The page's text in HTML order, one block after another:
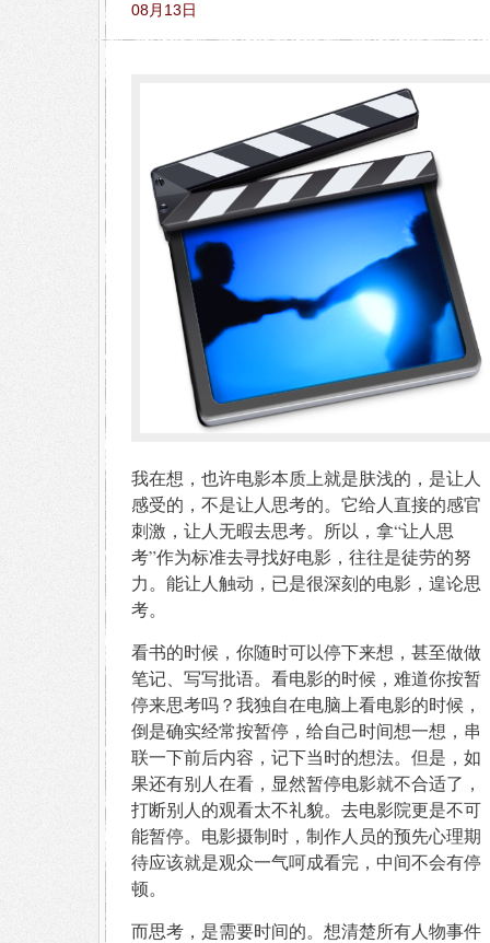
08月13日
我在想，也许电影本质上就是肤浅的，是让人
感受的，不是让人思考的。它给人直接的感官
刺激，让人无暇去思考。所以，拿“让人思
考”作为标准去寻找好电影，往往是徒劳的努
力。能让人触动，已是很深刻的电影，遑论思
考。
看书的时候，你随时可以停下来想，甚至做做
笔记、写写批语。看电影的时候，难道你按暂
停来思考吗？我独自在电脑上看电影的时候，
倒是确实经常按暂停，给自己时间想一想，串
联一下前后内容，记下当时的想法。但是，如
果还有别人在看，显然暂停电影就不合适了，
打断别人的观看太不礼貌。去电影院更是不可
能暂停。电影摄制时，制作人员的预先心理期
待应该就是观众一气呵成看完，中间不会有停
顿。
而思考，是需要时间的。想清楚所有人物事件